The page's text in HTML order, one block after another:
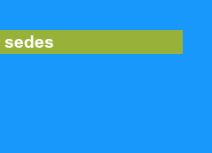
sedes